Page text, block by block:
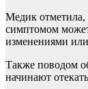
Медик отметила,
симптомом
изменениями
Также поводом
начинают